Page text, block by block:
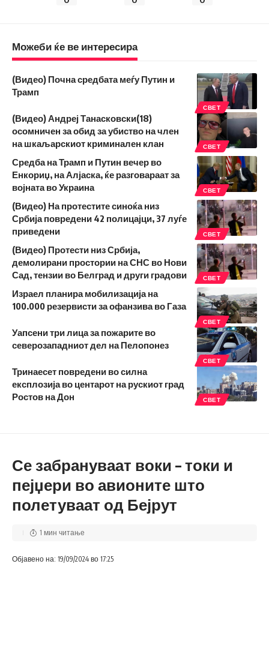
Можеби ќе ве интересира
СВЕТ
(Видео) Почна средбата меѓу Путин и
Трамп
СВЕТ
(Видео) Андреј Танасковски(18)
осомничен за обид за убиство на член
на шкаљарскиот криминален клан
СВЕТ
Средба на Трамп и Путин вечер во
Енкориџ, на Алјаска, ќе разговараат за
војната во Украина
СВЕТ
(Видео) На протестите синоќа низ
Србија повредени 42 полицајци, 37 луѓе
приведени
СВЕТ
(Видео) Протести низ Србија,
демолирани простории на СНС во Нови
Сад, тензии во Белград и други градови
СВЕТ
Израел планира мобилизација на
100.000 резервисти за офанзива во Газа
СВЕТ
Уапсени три лица за пожарите во
северозападниот дел на Пелопонез
СВЕТ
Тринаесет повредени во силна
експлозија во центарот на рускиот град
Ростов на Дон
Се забрануваат воки – токи и
пејџери во авионите што
полетуваат од Бејрут
Објавено на: 19/09/2024 во 17:25
1 мин читање